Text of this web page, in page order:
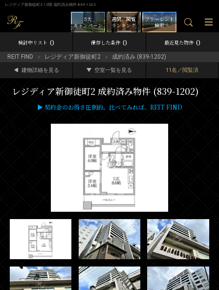
レジディア新御徒町2 12階 成約済み物件 839-1202
フリーレント
検索
週間／閲覧
ランキング
5大
キャンペーン
検討中リスト 0 保存した条件 0 最近見た物件 0
REIT FIND レジディア新御徒町2 成約済み (839-1202)
建物詳細を見る 空室一覧を見る 11名／閲覧済
レジディア新御徒町2 成約済み物件 (839-1202)
▶ 契約金のお得さ圧倒的。比べてみれば、REIT FIND